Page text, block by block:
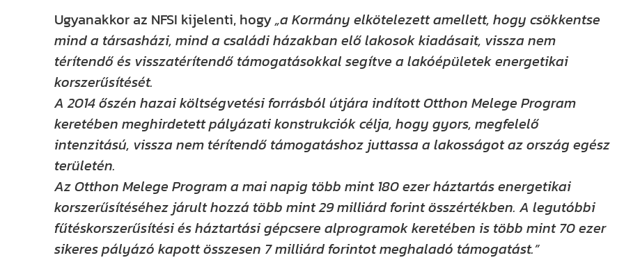
Ugyanakkor az NFSI kijelenti, hogy„a Kormány elkötelezett amellett, hogy csökkentse
mind a társasházi, mind a családi házakban elő lakosok kiadásait, vissza nem
térítendő és visszatérítendő támogatásokkal segítve a lakóépületek energetikai
korszerűsítését.
A 2014 őszén hazai költségvetési forrásból útjára indított Otthon Melege Program
keretében meghirdetett pályázati konstrukciók célja, hogy gyors, megfelelő
intenzitású, vissza nem térítendő támogatáshoz juttassa a lakosságot az ország egész
területén.
Az Otthon Melege Program a mai napig több mint 180 ezer háztartás energetikai
korszerűsítéséhez járult hozzá több mint 29 milliárd forint összértékben. A legutóbbi
fűtéskorszerűsítési és háztartási gépcsere alprogramok keretében is több mint 70 ezer
sikeres pályázó kapott összesen 7 milliárd forintot meghaladó támogatást.”